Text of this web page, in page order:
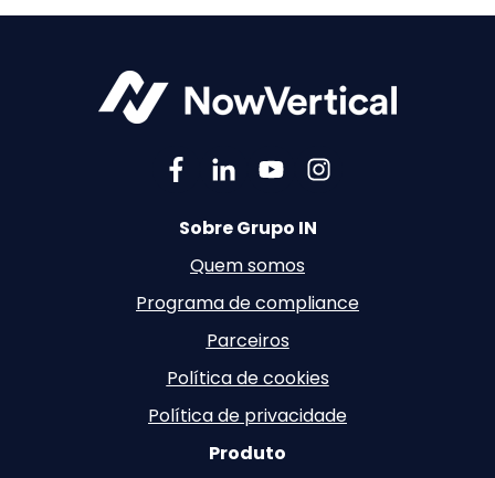
Sobre Grupo IN
Quem somos
Programa de compliance
Parceiros
Política de cookies
Política de privacidade
Produto